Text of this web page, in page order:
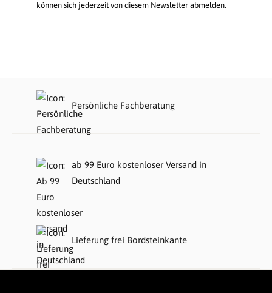
können sich jederzeit von diesem Newsletter abmelden.
Persönliche Fachberatung
ab 99 Euro kostenloser Versand in
Deutschland
Lieferung frei Bordsteinkante